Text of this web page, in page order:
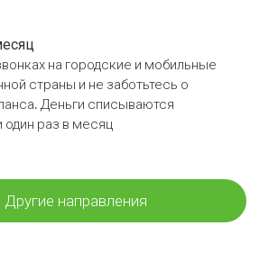
на городские и мобильные
страны и не заботьтесь о
Деньги списываются
один раз в месяц
Другие направления